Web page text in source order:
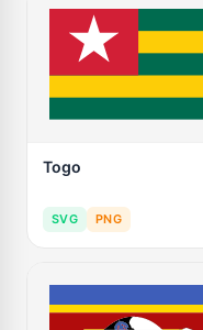
Togo
SVG PNG